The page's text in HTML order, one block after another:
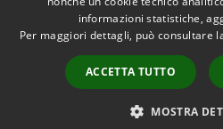
Accessibilità
informazioni statistiche,
Per maggiori dettagli, può consultare
ACCETTA TUTTO
MOSTRA